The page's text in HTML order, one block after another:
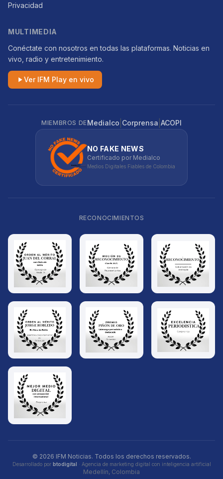
Privacidad
MULTIMEDIA
Conéctate con nosotros en todas las plataformas. Noticias en
vivo, radio y entretenimiento.
Ver IFM Play en vivo
MIEMBROS DEMedialco Corprensa ACOPI
NO FAKE NEWS
Certificado por Medialco
Medios Digitales Fiables de Colombia
RECONOCIMIENTOS
© 2026 IFM Noticias. Todos los derechos reservados.
Desarrollado por btodigital · Agencia de marketing digital con inteligencia artificial
Medellín, Colombia